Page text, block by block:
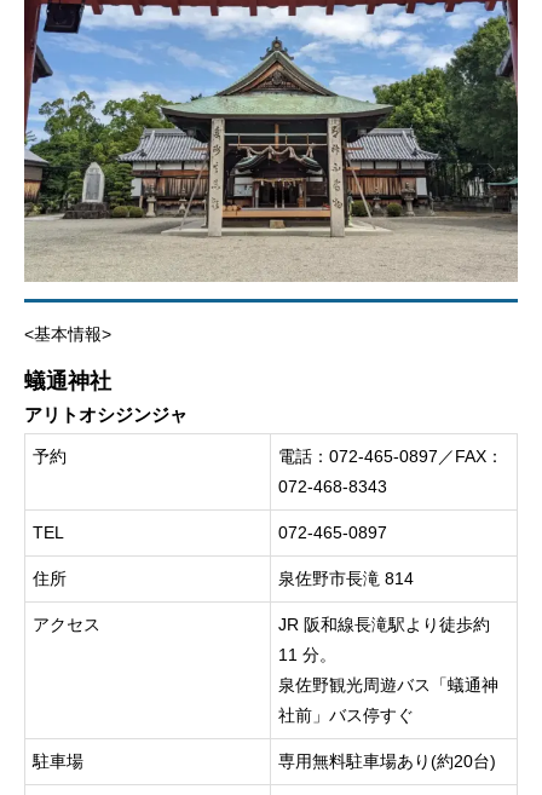
<基本情報>
蟻通神社
アリトオシジンジャ
予約
電話：072-465-0897／FAX：
072-468-8343
TEL 072-465-0897
住所 泉佐野市長滝 814
アクセス
JR 阪和線長滝駅より徒歩約
11 分。
泉佐野観光周遊バス「蟻通神
社前」バス停すぐ
駐車場 専用無料駐車場あり(約20台)